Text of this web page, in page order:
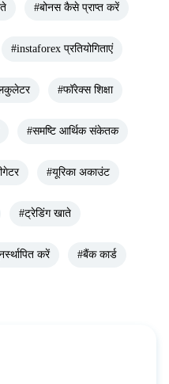
#बोनस कैसे प्राप्त करें
#instaforex प्रतियोगिताएं
#फॉरेक्स शिक्षा
#समष्टि आर्थिक संकेतक
#यूरिका अकाउंट
#ट्रेडिंग खाते
करें #बैंक कार्ड